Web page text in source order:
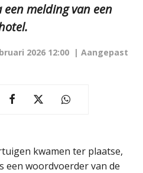
een melding van een
2026 12:00 | Aangepast
kwamen ter plaatse,
een woordvoerder van de